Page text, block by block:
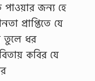
পাওয়ার জন্য হে
প্রাপ্তিতে যে
তুলে ধর
কবির যে